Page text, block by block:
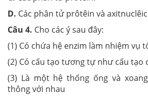
D. Các phân tử prôtêin và
Câu 4. Cho các ý sau đây:
(1) Có chứa hệ enzim làm nhiệm vụ
(2) Có cấu tạo tương tự như cấu tạo
(3) Là một hệ thống ống và
thông với nhau